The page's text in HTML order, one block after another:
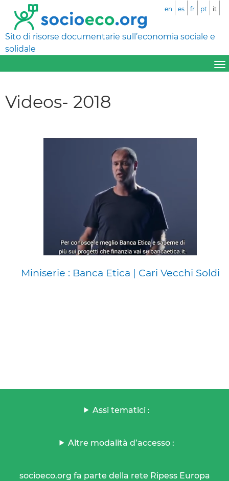
Sito di risorse documentarie sull’economia sociale e
solidale
en es fr pt it
Videos- 2018
Miniserie : Banca Etica | Cari Vecchi Soldi
Assi tematici :
Altre modalità d’accesso :
socioeco.org fa parte della rete Ripess Europa